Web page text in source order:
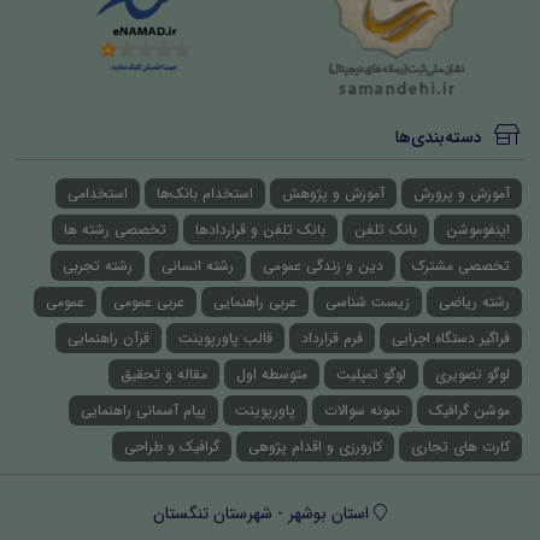
دسته‌بندی‌ها
آموزش و پرورش آموزش و پژوهش استخدام بانک‌ها
استخدامی
اینفوموشن
بانک تلفن بانک تلفن و قراردادها
تخصصی رشته ها
تخصصی مشترک
دین و زندگی عمومی رشته انسانی
رشته تجربی
رشته ریاضی
زیست شناسی عربی راهنمایی عربی عمومی
عمومی
فراگیر دستگاه اجرایی
فرم قرارداد قالب پاورپوینت
قرآن راهنمایی
لوگو تصویری
لوگو تمپلیت متوسطه اول
مقاله و تحقیق
موشن گرافیک
نمونه سوالات پاورپوینت
پیام آسمانی راهنمایی
کارت های تجاری
کارورزی و اقدام پژوهی گرافیک و طراحی
استان بوشهر - شهرستان تنگستان